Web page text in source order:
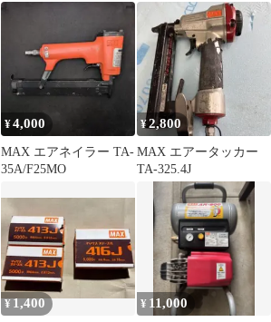
打ち機 CN-565S
ト 422J-S
¥4,000
MAX エアネイラー TA-
35A/F25MO
¥2,800
MAX エアータッカー
TA-325.4J
¥1,400 ¥ 11,000